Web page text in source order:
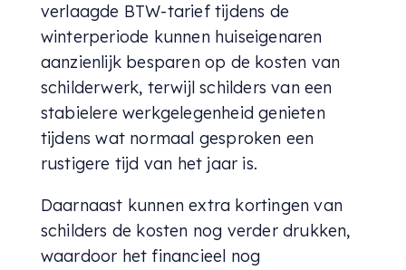
verlaagde BTW-tarief tijdens de
winterperiode kunnen huiseigenaren
aanzienlijk besparen op de kosten van
schilderwerk, terwijl schilders van een
stabielere werkgelegenheid genieten
tijdens wat normaal gesproken een
rustigere tijd van het jaar is.
Daarnaast kunnen extra kortingen van
schilders de kosten nog verder drukken,
waardoor het financieel nog